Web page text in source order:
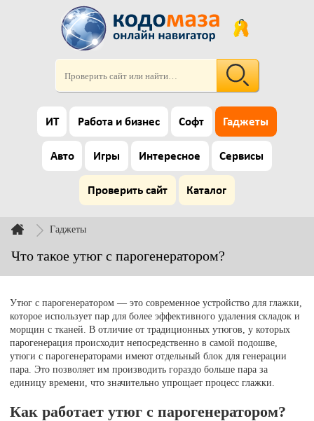
ИТ Работа и бизнес Софт Гаджеты
Авто Игры Интересное Сервисы
Проверить сайт Каталог
Гаджеты
Что такое утюг с парогенератором?
Утюг с парогенератором — это современное устройство для глажки,
которое использует пар для более эффективного удаления складок и
морщин с тканей. В отличие от традиционных утюгов, у которых
парогенерация происходит непосредственно в самой подошве,
утюги с парогенераторами имеют отдельный блок для генерации
пара. Это позволяет им производить гораздо больше пара за
единицу времени, что значительно упрощает процесс глажки.
Как работает утюг с парогенератором?